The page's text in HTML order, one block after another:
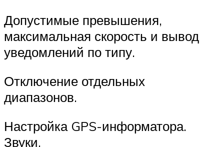
Допустимые превышения,
максимальная скорость и вывод
уведомлений по типу.
Отключение отдельных
диапазонов.
Настройка GPS-информатора.
Звуки.